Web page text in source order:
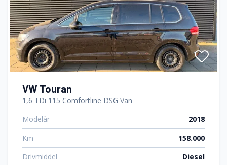
VW Touran
1,6 TDi 115 Comfortline DSG Van
Modelår
2018
Km
158.000
Drivmiddel
Diesel